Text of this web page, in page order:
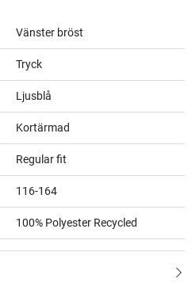
Vänster bröst
Tryck
Ljusblå
Kortärmad
Regular fit
116-164
100% Polyester Recycled